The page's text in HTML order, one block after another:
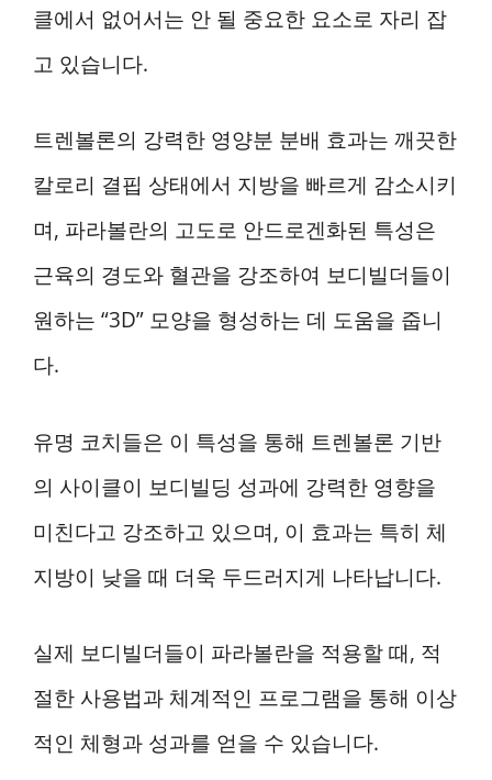
클에서 없어서는 안 될 중요한 요소로 자리 잡
고 있습니다.
트렌볼론의 강력한 영양분 분배 효과는 깨끗한
칼로리 결핍 상태에서 지방을 빠르게 감소시키
며, 파라볼란의 고도로 안드로겐화된 특성은
근육의 경도와 혈관을 강조하여 보디빌더들이
원하는 “3D” 모양을 형성하는 데 도움을 줍니
다.
유명 코치들은 이 특성을 통해 트렌볼론 기반
의 사이클이 보디빌딩 성과에 강력한 영향을
미친다고 강조하고 있으며, 이 효과는 특히 체
지방이 낮을 때 더욱 두드러지게 나타납니다.
실제 보디빌더들이 파라볼란을 적용할 때, 적
절한 사용법과 체계적인 프로그램을 통해 이상
적인 체형과 성과를 얻을 수 있습니다.